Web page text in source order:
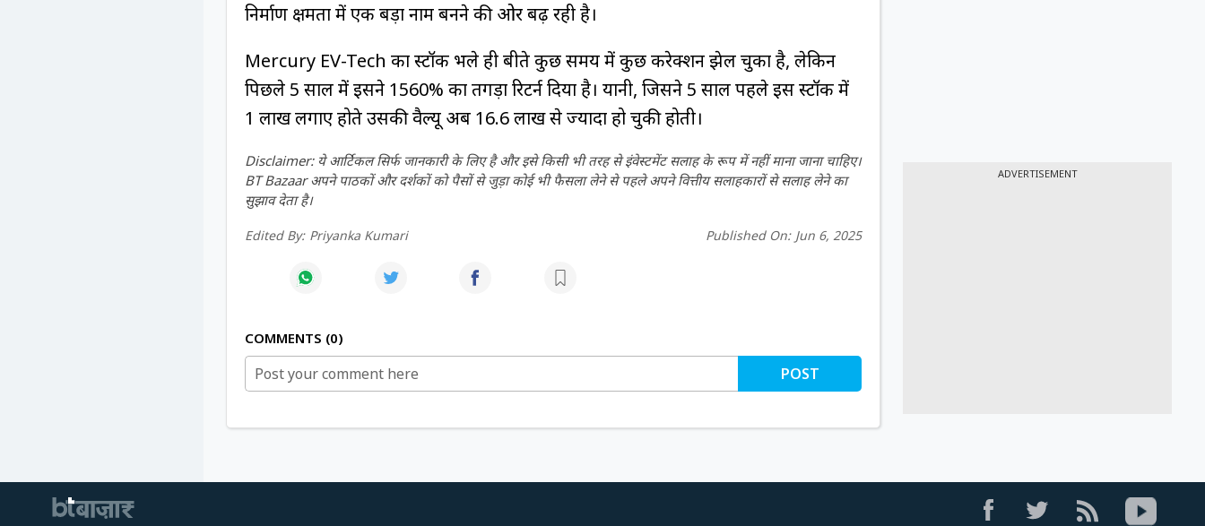
निर्माण क्षमता में एक बड़ा नाम बनने की ओर बढ़ रही है।
Mercury EV-Tech का स्टॉक भले ही बीते कुछ समय में कुछ करेक्शन झेल चुका है, लेकिन
पिछले 5 साल में इसने 1560% का तगड़ा रिटर्न दिया है। यानी, जिसने 5 साल पहले इस स्टॉक में
₹1 लाख लगाए होते उसकी वैल्यू अब ₹16.6 लाख से ज्यादा हो चुकी होती।
Disclaimer: ये आर्टिकल सिर्फ जानकारी के लिए है और इसे किसी भी तरह से इंवेस्टमेंट सलाह के रूप में नहीं माना जाना चाहिए।
BT Bazaar अपने पाठकों और दर्शकों को पैसों से जुड़ा कोई भी फैसला लेने से पहले अपने वित्तीय सलाहकारों से सलाह लेने का
सुझाव देता है।
Edited By: Priyanka Kumari Published On: Jun 6, 2025
COMMENTS 0
POST
ADVERTISEMENT